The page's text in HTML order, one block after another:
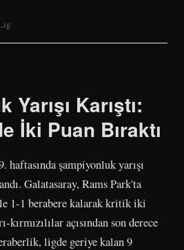
Karıştı:
İki Puan Bıraktı
şampiyonluk yarışı
Galatasaray, Rams Park'ta
1-1 berabere kalarak kritik iki
kırmızılılar açısından son derece
ligde geriye kalan 9